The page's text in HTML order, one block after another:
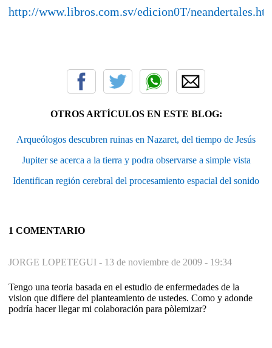
http://www.libros.com.sv/edicion0T/
OTROS ARTÍCULOS EN ESTE BLOG:
Arqueólogos descubren ruinas en Nazaret, del tiempo de Jesús
Jupiter se acerca a la tierra y podra observarse a simple vista
Identifican región cerebral del procesamiento espacial del sonido
1 COMENTARIO
JORGE LOPETEGUI - 13 de noviembre de 2009 - 19:34
Tengo una teoria basada en el estudio de enfermedades de la
vision que difiere del planteamiento de ustedes. Como y adonde
podría hacer llegar mi colaboración para pòlemizar?